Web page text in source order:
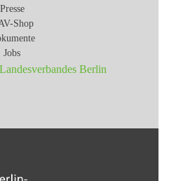
Presse
Shop
Jobs